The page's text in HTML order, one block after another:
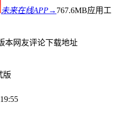
未来在线APP→ 767.6MB应用工
本网友评论下载地址
版